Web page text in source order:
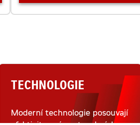
TECHNOLOGIE
Moderní technologie posouvají